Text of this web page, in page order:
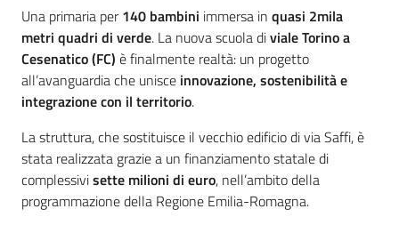
Introduzione
Una primaria per140 bambini immersa in quasi 2mila
metri quadri di verde. La nuova scuola diviale Torino a
Cesenatico (FC) è finalmente realtà: un progetto
all’avanguardia che unisce innovazione, sostenibilità e
integrazione con il territorio.
La struttura, che sostituisce il vecchio edificio di via Saffi, è
stata realizzata grazie a un finanziamento statale di
complessivisette milioni di euro, nell’ambito della
programmazione della Regione Emilia-Romagna.